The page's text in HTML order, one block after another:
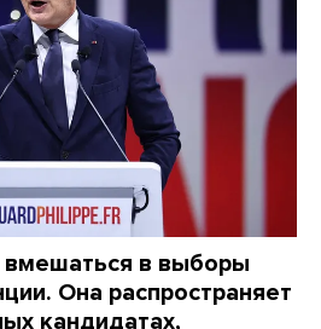
вмешаться в выборы
Она распространяет
кандидатах,